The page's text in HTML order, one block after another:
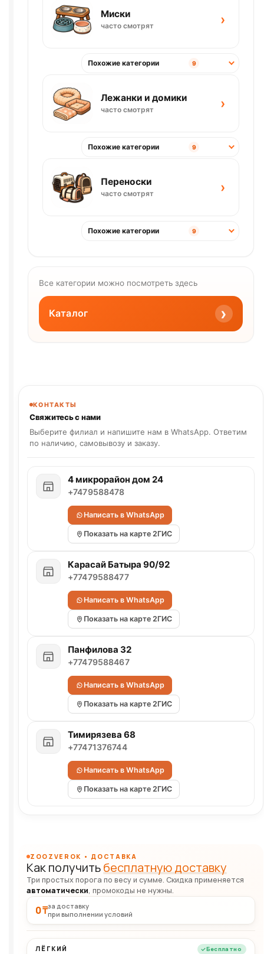
Миски
часто смотрят ›
Похожие категории 9
Лежанки и домики
часто смотрят ›
Похожие категории 9
Переноски
часто смотрят ›
Похожие категории 9
Все категории можно посмотреть здесь
Каталог ›
КОНТАКТЫ
Свяжитесь с нами
Выберите филиал и напишите нам в WhatsApp. Ответим
по наличию, самовывозу и заказу.
4 микрорайон дом 24
+7479588478
Написать в WhatsApp
Показать на карте 2ГИС
Карасай Батыра 90/92
+77479588477
Написать в WhatsApp
Показать на карте 2ГИС
Панфилова 32
+77479588467
Написать в WhatsApp
Показать на карте 2ГИС
Тимирязева 68
+77471376744
Написать в WhatsApp
Показать на карте 2ГИС
ZOOZVEROK • ДОСТАВКА
Как получитьбесплатную доставку
Три простых порога по весу и сумме. Скидка применяется
автоматически, промокоды не нужны.
0 ₸за доставку
при выполнении условий
ЛЁГКИЙ Бесплатно